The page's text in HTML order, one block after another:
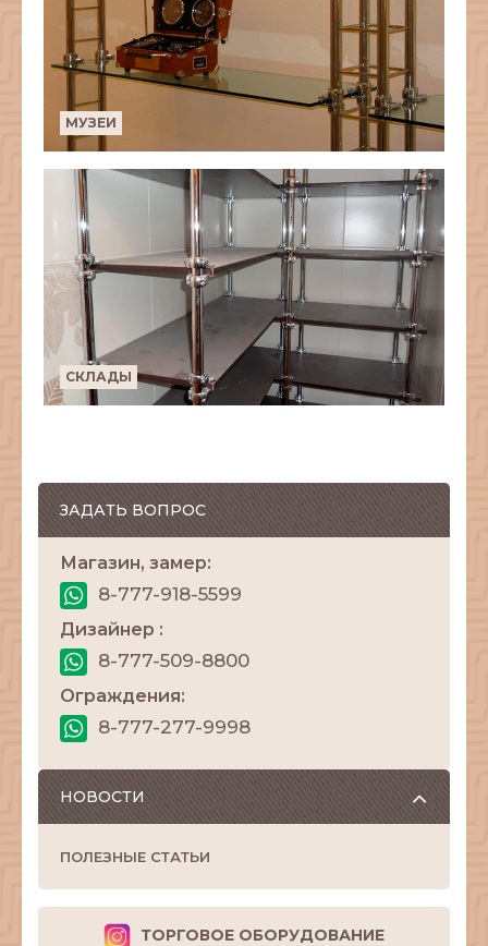
МУЗЕИ
СКЛАДЫ
ЗАДАТЬ ВОПРОС
Магазин, замер:
8-777-918-5599
Дизайнер :
8-777-509-8800
Ограждения:
8-777-277-9998
НОВОСТИ
ПОЛЕЗНЫЕ СТАТЬИ
ТОРГОВОЕ ОБОРУДОВАНИЕ